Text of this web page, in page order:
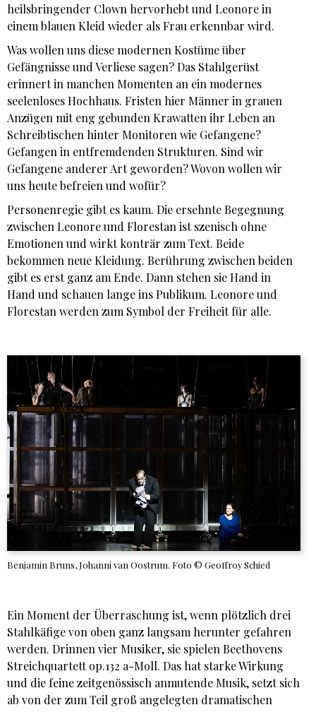
heilsbringender Clown hervorhebt und Leonore in
einem blauen Kleid wieder als Frau erkennbar wird.
Was wollen uns diese modernen Kostüme über
Gefängnisse und Verliese sagen? Das Stahlgerüst
erinnert in manchen Momenten an ein modernes
seelenloses Hochhaus. Fristen hier Männer in grauen
Anzügen mit eng gebunden Krawatten ihr Leben an
Schreibtischen hinter Monitoren wie Gefangene?
Gefangen in entfremdenden Strukturen. Sind wir
Gefangene anderer Art geworden? Wovon wollen wir
uns heute befreien und wofür?
Personenregie gibt es kaum. Die ersehnte Begegnung
zwischen Leonore und Florestan ist szenisch ohne
Emotionen und wirkt konträr zum Text. Beide
bekommen neue Kleidung. Berührung zwischen beiden
gibt es erst ganz am Ende. Dann stehen sie Hand in
Hand und schauen lange ins Publikum. Leonore und
Florestan werden zum Symbol der Freiheit für alle.
Benjamin Bruns, Johanni van Oostrum. Foto © Geoffroy Schied
Ein Moment der Überraschung ist, wenn plötzlich drei
Stahlkäfige von oben ganz langsam herunter gefahren
werden. Drinnen vier Musiker, sie spielen Beethovens
Streichquartett op.132 a-Moll. Das hat starke Wirkung
und die feine zeitgenössisch anmutende Musik, setzt sich
ab von der zum Teil groß angelegten dramatischen